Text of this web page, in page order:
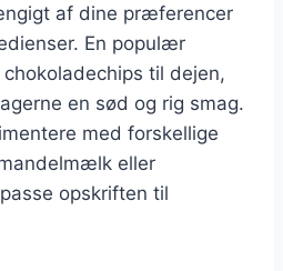
af dine præferencer
En populær
til dejen,
en sød og rig smag.
med forskellige
eller
opskriften til